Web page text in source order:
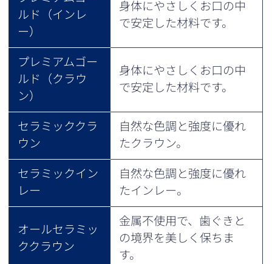
ルド（インレ
ー）
身体にやさしくお口の中
で安定した材料です。
プレミアムゴー
ルド（クラウ
ン）
身体にやさしくお口の中
で安定した材料です。
セラミッククラ
ウン
自然な色調と強度に優れ
たクラウン。
セラミックイン
レー
自然な色調と強度に優れ
たインレー。
オールセラミッ
ククラウン
金属不使用で、歯ぐきと
の境界を美しく保ちま
す。